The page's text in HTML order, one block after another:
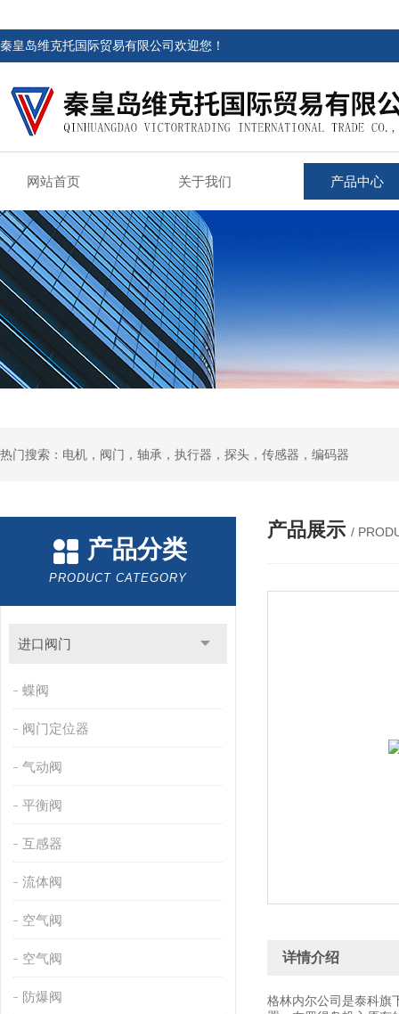
秦皇岛维克托国际贸易有限公司欢迎您！
网站首页 关于我们 产品中心
热门搜索：电机，阀门，轴承，执行器，探头，传感器，编码器
产品分类
PRODUCT CATEGORY
进口阀门
蝶阀
阀门定位器
气动阀
平衡阀
互感器
流体阀
空气阀
空气阀
防爆阀
产品展示 /
详情介绍
格林内尔公司是泰科旗